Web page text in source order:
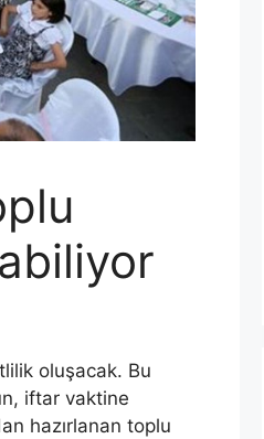
oluşacak. Bu
iftar vaktine
hazırlanan toplu